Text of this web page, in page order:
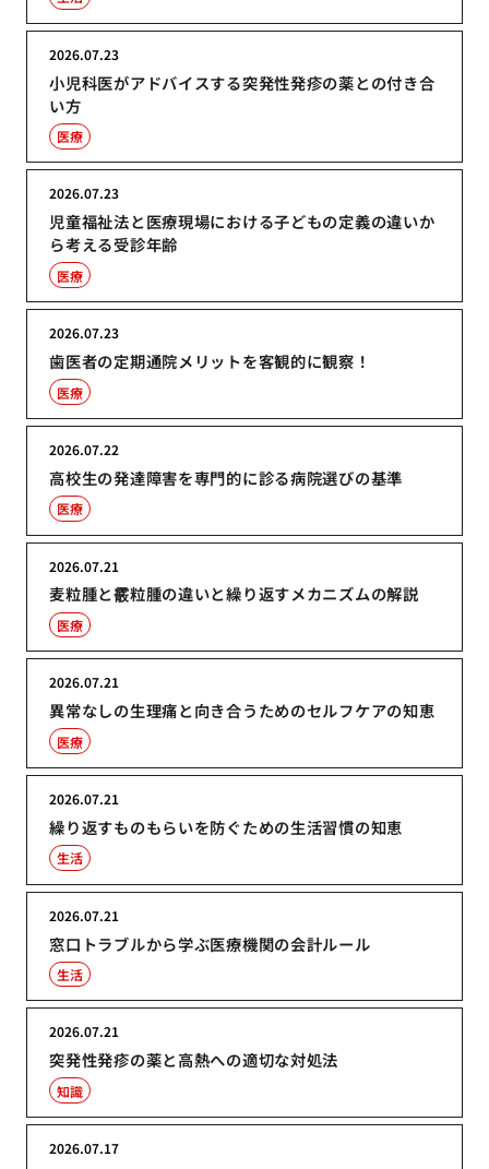
小児科医がアドバイスする突発性発疹の薬との付き合
い方
2026.07.23
医療
児童福祉法と医療現場における子どもの定義の違いか
ら考える受診年齢
2026.07.23
医療
歯医者の定期通院メリットを客観的に観察！
2026.07.23
医療
高校生の発達障害を専門的に診る病院選びの基準
2026.07.22
医療
麦粒腫と霰粒腫の違いと繰り返すメカニズムの解説
2026.07.21
医療
異常なしの生理痛と向き合うためのセルフケアの知恵
2026.07.21
医療
繰り返すものもらいを防ぐための生活習慣の知恵
2026.07.21
生活
窓口トラブルから学ぶ医療機関の会計ルール
2026.07.21
生活
突発性発疹の薬と高熱への適切な対処法
2026.07.21
知識
2026.07.17